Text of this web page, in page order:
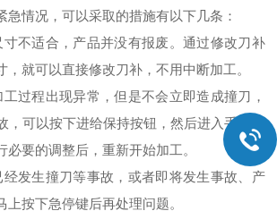
情况，可以采取的措施有以下几条：
适合，产品并没有报废。通过修改刀补
，就可以直接修改刀补，不用中断加工。
程出现异常，但是不会立即造成撞刀，
，可以按下进给保持按钮，然后进入手动模
必要的调整后，重新开始加工。
生撞刀等事故，或者即将发生事故、产
上按下急停键后再处理问题。